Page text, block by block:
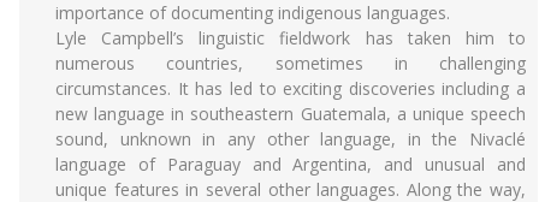
importance of documenting indigenous languages.
Lyle Campbell’s linguistic fieldwork has taken him to
numerous countries, sometimes in challenging
circumstances. It has led to exciting discoveries including a
new language in southeastern Guatemala, a unique speech
sound, unknown in any other language, in the Nivaclé
language of Paraguay and Argentina, and unusual and
unique features in several other languages. Along the way,